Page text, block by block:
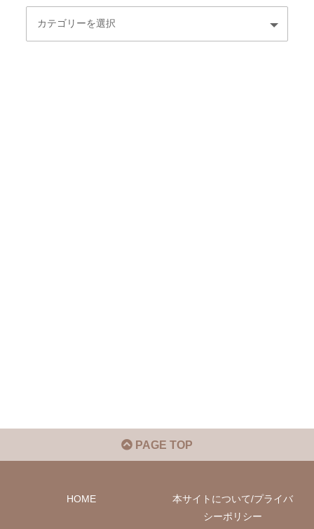
PAGE TOP
HOME
本サイトについて/プライバ
シーポリシー